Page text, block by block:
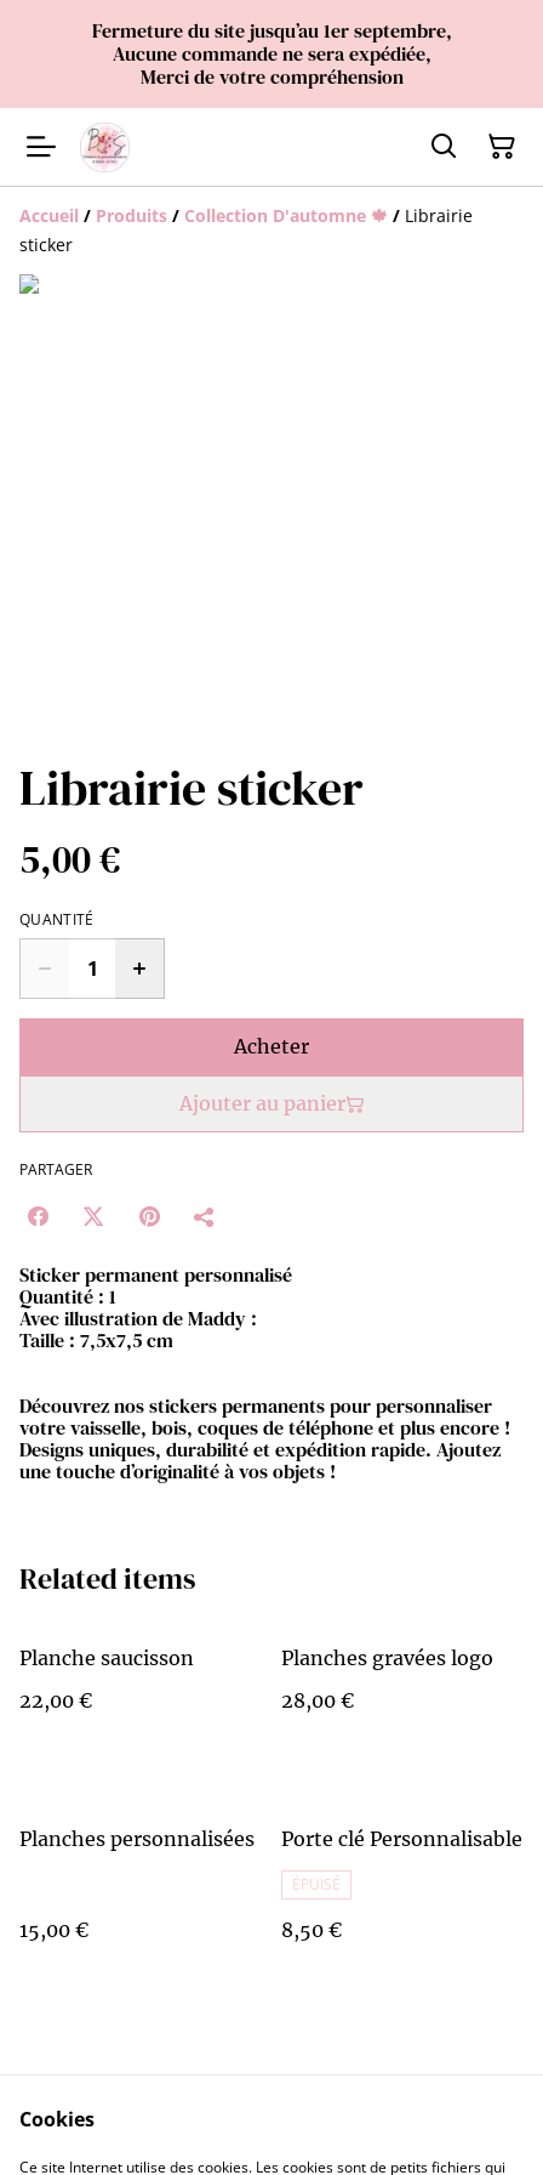
Fermeture du site jusqu’au 1er septembre,
Aucune commande ne sera expédiée,
Merci de votre compréhension
Accueil / Produits / Collection D'automne 🍁 / Librairie
sticker
Librairie sticker
5,00 €
QUANTITÉ
Acheter
Ajouter au panier
PARTAGER
Sticker permanent personnalisé
Quantité : 1
Avec illustration de Maddy :
Taille : 7,5x7,5 cm
Découvrez nos stickers permanents pour personnaliser
votre vaisselle, bois, coques de téléphone et plus encore !
Designs uniques, durabilité et expédition rapide. Ajoutez
une touche d’originalité à vos objets !
Related items
Planche saucisson
22,00 €
Planches gravées logo
28,00 €
Planches personnalisées
15,00 €
Porte clé Personnalisable
ÉPUISÉ
8,50 €
Contact Us
Legal Terms
Cookies
Ce site Internet utilise des cookies. Les cookies sont de petits fichiers qui